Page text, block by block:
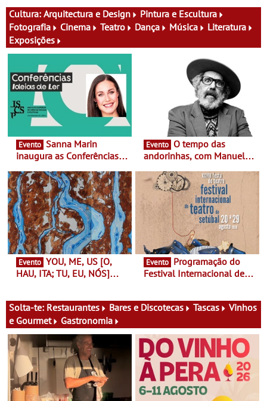
experiências
Cultura: Arquitectura e Design
Pintura e Escultura
Fotografia
Cinema Teatro Dança Música
Literatura
Exposições
Evento
inaugura as Conferências
Antiga primeira-ministra da
Finlândia é a convidada da
primeira edição do novo
ciclo de debates dedicado
aos grandes temas do
nosso tempo
Evento
andorinhas, com Manuel
Atum - Concerto
performance na MAAT
Gallery a 3 de Setembro,
Evento
HAU, ITA; TU, EU, NÓS]
13 de Dezembro
Evento
Festival Internacional de
29 de Agosto
Solta-te: Restaurantes Bares e Discotecas Tascas
Vinhos
e Gourmet
Gastronomia